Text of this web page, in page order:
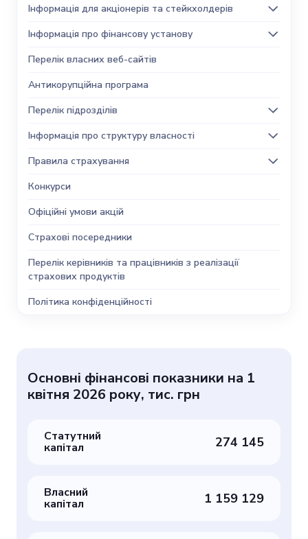
Інформація для акціонерів та стейкхолдерів
Інформація про фінансову установу
Перелік власних веб-сайтів
Антикорупційна програма
Перелік підрозділів
Інформація про структуру власності
Правила страхування
Конкурси
Офіційні умови акцій
Страхові посередники
Перелік керівників та працівників з реалізації
страхових продуктів
Політика конфіденційності
Основні фінансові показники на 1
квітня 2026 року, тис. грн
Статутний
капітал 274 145
Власний
капітал 1 159 129